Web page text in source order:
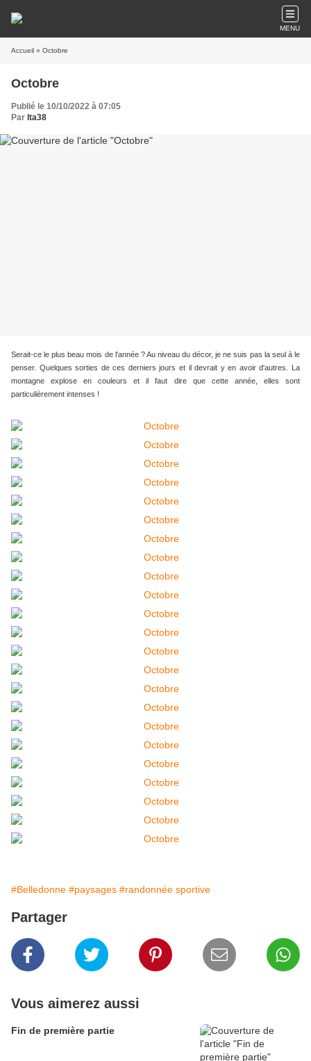
MENU
Accueil » Octobre
Octobre
Publié le 10/10/2022 à 07:05
Par lta38
Serait-ce le plus beau mois de l'année ? Au niveau du décor, je ne suis pas la seul à le
penser. Quelques sorties de ces derniers jours et il devrait y en avoir d'autres. La
montagne explose en couleurs et il faut dire que cette année, elles sont
particulièrement intenses !
#Belledonne #paysages #randonnée sportive
Partager
Vous aimerez aussi
Fin de première partie